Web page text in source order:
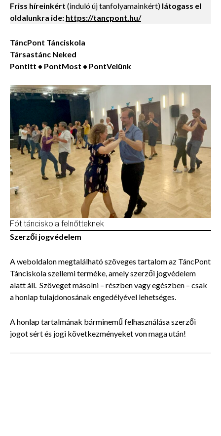
Friss híreinkért (induló új tanfolyamainkért) látogass el
oldalunkra ide: https://tancpont.hu/
TáncPont Tánciskola
Társastánc Neked
PontItt • PontMost • PontVelünk
Fót tánciskola felnőtteknek
Szerzői jogvédelem
A weboldalon megtalálható szöveges tartalom az TáncPont
Tánciskola szellemi terméke, amely szerzői jogvédelem
alatt áll. Szöveget másolni – részben vagy egészben – csak
a honlap tulajdonosának engedélyével lehetséges.
A honlap tartalmának bárminemű felhasználása szerzői
jogot sért és jogi következményeket von maga után!